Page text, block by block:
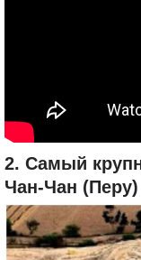
2. Самый
Чан-Чан (Перу)